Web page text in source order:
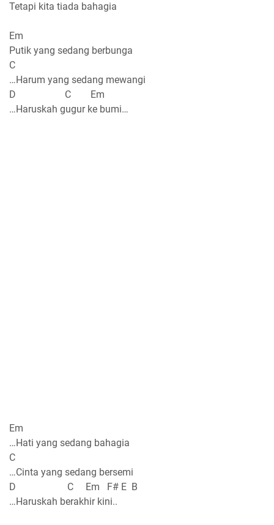
Tetapi kita tiada bahagia
Em
Putik yang sedang berbunga
C
…Harum yang sedang mewangi
D C Em
…Haruskah gugur ke bumi…
Em
…Hati yang sedang bahagia
C
…Cinta yang sedang bersemi
D C Em F# E B
…Haruskah berakhir kini..